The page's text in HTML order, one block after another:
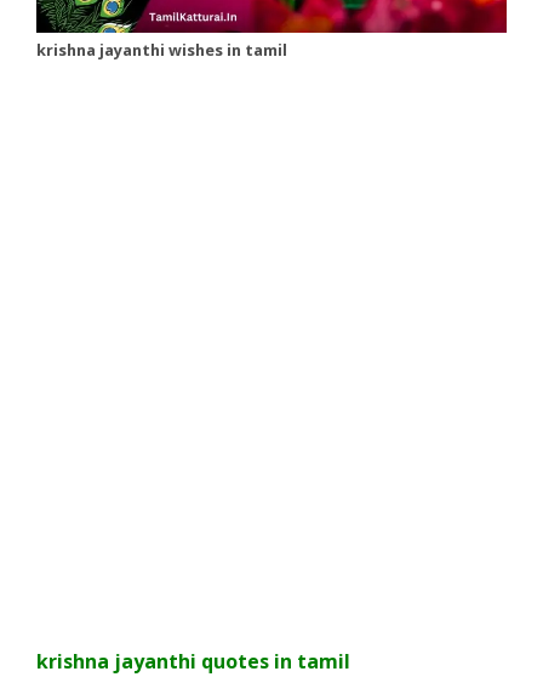
krishna jayanthi wishes in tamil
krishna jayanthi quotes in tamil